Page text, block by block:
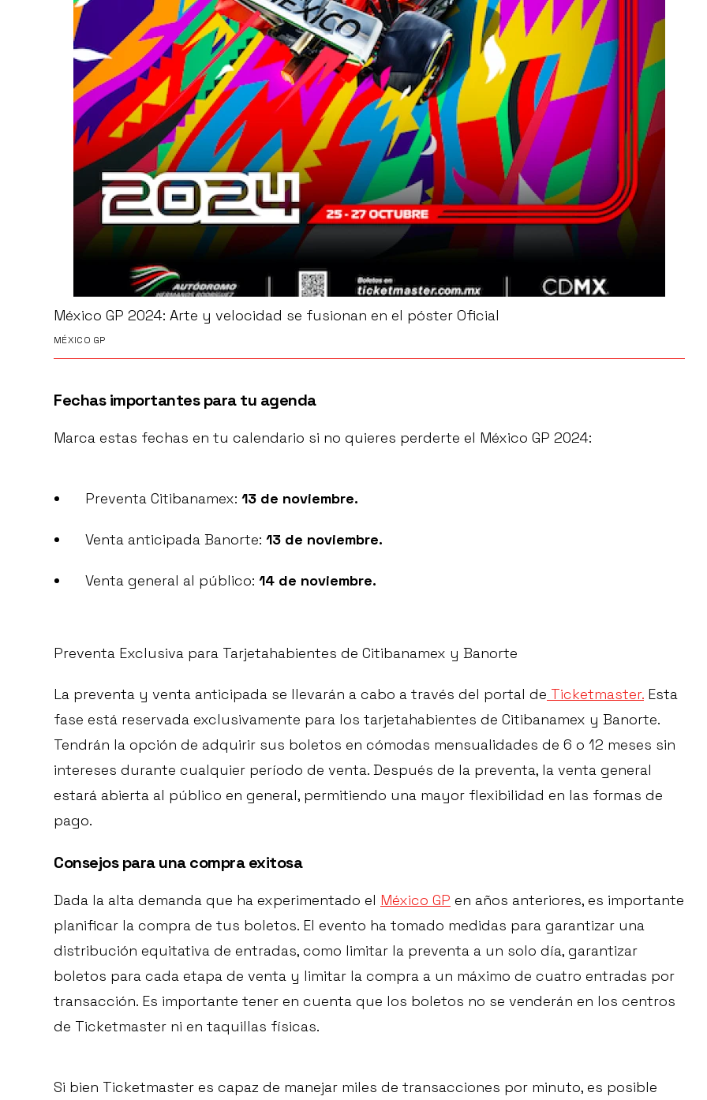
México GP 2024: Arte y velocidad se fusionan en el póster Oficial
MÉXICO GP
Fechas importantes para tu agenda
Marca estas fechas en tu calendario si no quieres perderte el México GP 2024:
Preventa Citibanamex: 13 de noviembre.
Venta anticipada Banorte: 13 de noviembre.
Venta general al público: 14 de noviembre.
Preventa Exclusiva para Tarjetahabientes de Citibanamex y Banorte
La preventa y venta anticipada se llevarán a cabo a través del portal de Ticketmaster. Esta
fase está reservada exclusivamente para los tarjetahabientes de Citibanamex y Banorte.
Tendrán la opción de adquirir sus boletos en cómodas mensualidades de 6 o 12 meses sin
intereses durante cualquier período de venta. Después de la preventa, la venta general
estará abierta al público en general, permitiendo una mayor flexibilidad en las formas de
pago.
Consejos para una compra exitosa
Dada la alta demanda que ha experimentado el México GP en años anteriores, es importante
planificar la compra de tus boletos. El evento ha tomado medidas para garantizar una
distribución equitativa de entradas, como limitar la preventa a un solo día, garantizar
boletos para cada etapa de venta y limitar la compra a un máximo de cuatro entradas por
transacción. Es importante tener en cuenta que los boletos no se venderán en los centros
de Ticketmaster ni en taquillas físicas.
Si bien Ticketmaster es capaz de manejar miles de transacciones por minuto, es posible